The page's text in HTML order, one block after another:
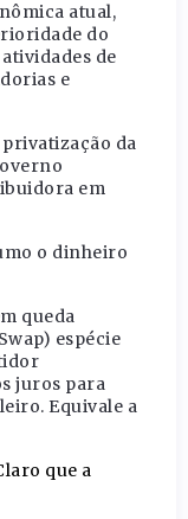
atual,
do
de
e
da
em
o dinheiro
queda
espécie
juros para
Equivale a
que a